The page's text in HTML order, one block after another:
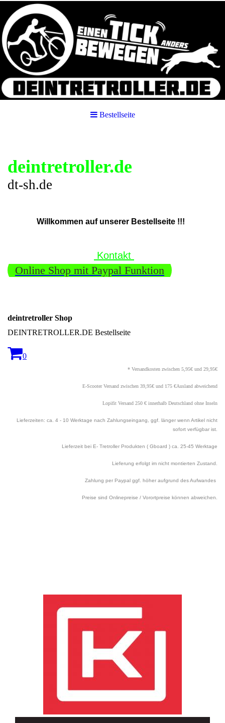
Bestellseite
deintretroller.de
dt-sh.de
Willkommen auf unserer Bestellseite !!!
Kontakt
Online Shop mit Paypal Funktion
deintretroller Shop
DEINTRETROLLER.DE Bestellseite
0
* Versandkosten zwischen 5,95€ und 29,95€
E-Scooter Versand zwischen 39,95€ und 175 €Ausland abweichend
Lopifit Versand 250 € innerhalb Deutschland ohne Inseln
Lieferzeiten: ca. 4 - 10 Werktage nach Zahlungseingang, ggf. länger wenn Artikel nicht
sofort verfügbar ist.
Lieferzeit bei E- Tretroller Produkten ( Gboard ) ca. 25-45 Werktage
Lieferung erfolgt im nicht montierten Zustand.
Zahlung per Paypal ggf. höher aufgrund des Aufwandes
Preise sind Onlinepreise / Vorortpreise können abweichen.